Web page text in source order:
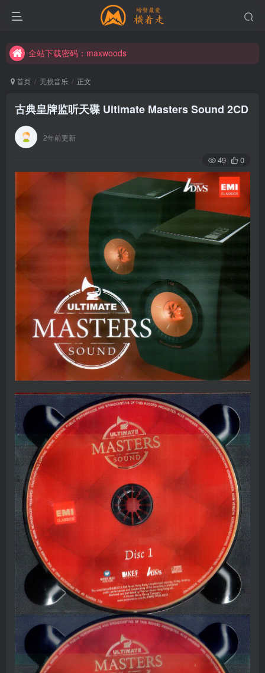
全站下载密码：maxwoods
全站下载密码：maxwoods
首页 无损音乐 正文
古典皇牌监听天碟 Ultimate Masters Sound 2CD
2年前更新
49 0